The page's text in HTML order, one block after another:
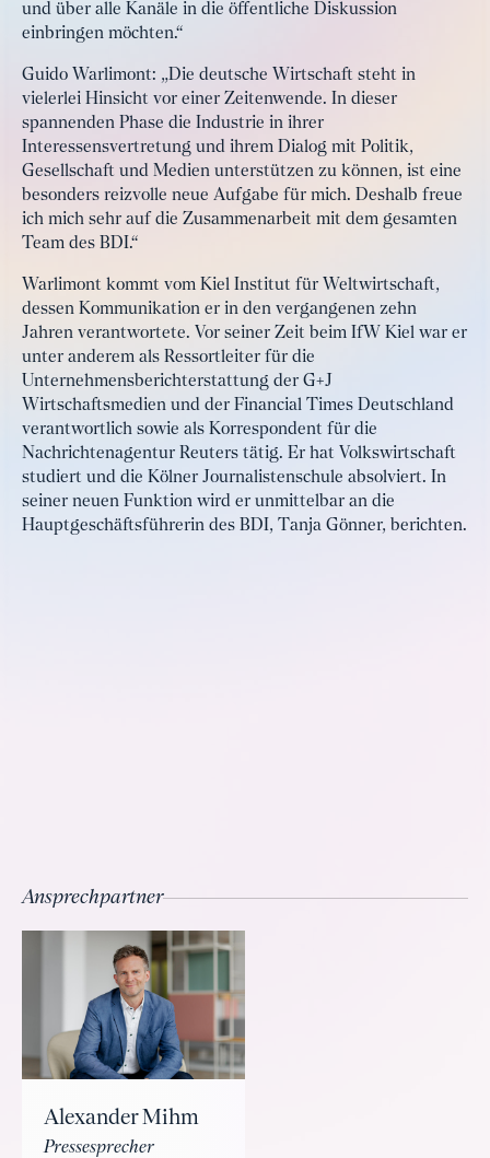
und über alle Kanäle in die öffentliche Diskussion
einbringen möchten.“
Guido Warlimont: „Die deutsche Wirtschaft steht in
vielerlei Hinsicht vor einer Zeitenwende. In dieser
spannenden Phase die Industrie in ihrer
Interessensvertretung und ihrem Dialog mit Politik,
Gesellschaft und Medien unterstützen zu können, ist eine
besonders reizvolle neue Aufgabe für mich. Deshalb freue
ich mich sehr auf die Zusammenarbeit mit dem gesamten
Team des BDI.“
Warlimont kommt vom Kiel Institut für Weltwirtschaft,
dessen Kommunikation er in den vergangenen zehn
Jahren verantwortete. Vor seiner Zeit beim IfW Kiel war er
unter anderem als Ressortleiter für die
Unternehmensberichterstattung der G+J
Wirtschaftsmedien und der Financial Times Deutschland
verantwortlich sowie als Korrespondent für die
Nachrichtenagentur Reuters tätig. Er hat Volkswirtschaft
studiert und die Kölner Journalistenschule absolviert. In
seiner neuen Funktion wird er unmittelbar an die
Hauptgeschäftsführerin des BDI, Tanja Gönner, berichten.
Ansprechpartner
Alexander Mihm
Pressesprecher